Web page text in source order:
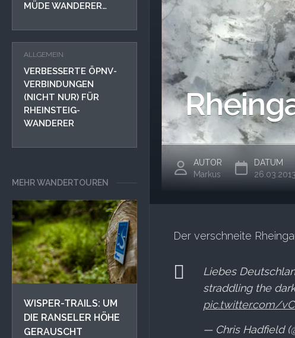
MÜDE WANDERER…
ALLGEMEIN
VERBESSERTE ÖPNV-
VERBINDUNGEN
(NICHT NUR) FÜR
RHEINSTEIG-
WANDERER
MEHR WANDERTOUREN
WISPER-TRAILS: UM
DIE RANSELER HÖHE
GERAUSCHT
AUTOR
Markus
DATUM
26.03.2013
Der verschneite
Liebes
straddling the
pic.twitter.com/
— Chris Hadfield